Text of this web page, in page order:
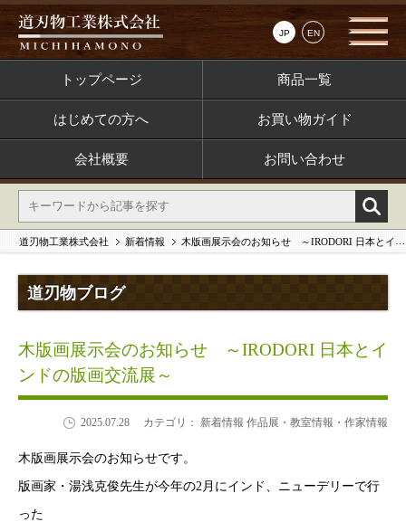
JP EN
トップページ 商品一覧
はじめての方へ お買い物ガイド
会社概要 お問い合わせ
道刃物工業株式会社 新着情報 木版画展示会のお知らせ ～IRODORI 日本とインドの版画交流展～
道刃物ブログ
木版画展示会のお知らせ ～IRODORI 日本とイ
ンドの版画交流展～
2025.07.28 カテゴリ： 新着情報 作品展・教室情報・作家情報
木版画展示会のお知らせです。
版画家・湯浅克俊先生が今年の2月にインド、ニューデリーで行
った